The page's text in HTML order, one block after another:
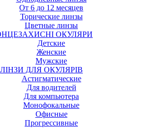
От 6 до 12 месяцев
Торические линзы
Цветные линзы
ОКУЛЯРИ
Детские
Женские
Мужские
ЛІНЗИ ДЛЯ ОКУЛЯРІВ
Астигматические
Для водителей
Для компьютера
Монофокальные
Офисные
Прогрессивные